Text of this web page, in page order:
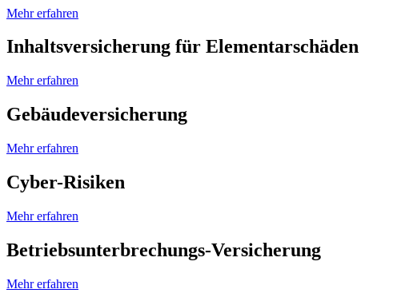
Mehr erfahren
Inhaltsversicherung für Elementarschäden
Mehr erfahren
Gebäudeversicherung
Mehr erfahren
Cyber-Risiken
Mehr erfahren
Betriebsunterbrechungs-Versicherung
Mehr erfahren